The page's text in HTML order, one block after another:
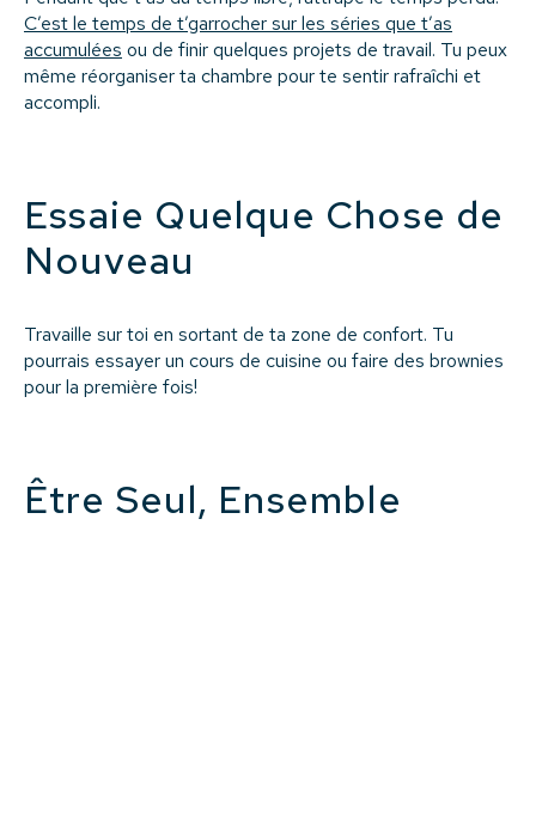
C’est le temps de t’garrocher sur les séries que t’as
accumulées ou de finir quelques projets de travail. Tu peux
même réorganiser ta chambre pour te sentir rafraîchi et
accompli.
Essaie Quelque Chose de
Nouveau
Travaille sur toi en sortant de ta zone de confort. Tu
pourrais essayer un cours de cuisine ou faire des brownies
pour la première fois!
Être Seul, Ensemble